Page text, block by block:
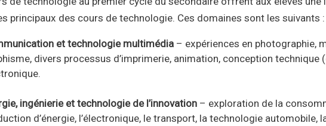
principaux des cours de technologie. Ces domaines sont les suivants :
et technologie multimédia – expériences en photographie,
divers processus d’imprimerie, animation, conception
ingénierie et technologie de l’innovation – exploration de la
d’énergie, l’électronique, le transport, la technologie automobile,